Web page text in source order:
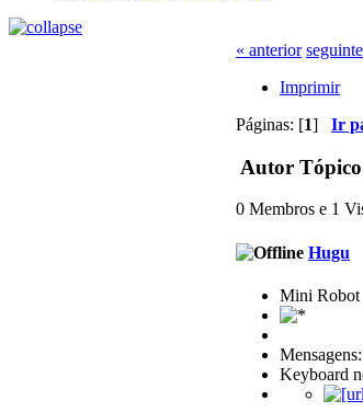
« anterior
Imprimir
Páginas: [1] Ir
Autor
0 Membros e 1
Hugu
Mini Robot
Keyboard